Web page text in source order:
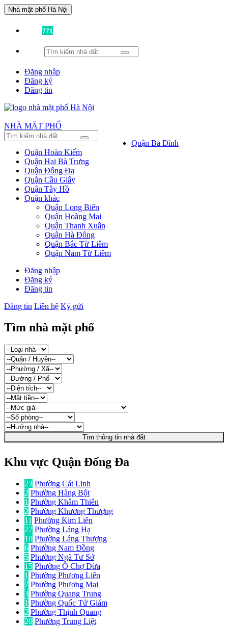
Nhà mặt phố Hà Nội
771
Đăng nhập
Đăng ký
Đăng tin
NHÀ MẶT PHỐ
Quận Ba Đình
Quận Hoàn Kiếm
Quận Hai Bà Trưng
Quận Đống Đa
Quận Cầu Giấy
Quận Tây Hồ
Quận khác
Quận Long Biên
Quận Hoàng Mai
Quận Thanh Xuân
Quận Hà Đông
Quận Bắc Từ Liêm
Quận Nam Từ Liêm
Đăng nhập
Đăng ký
Đăng tin
Đăng tin Liên hệ Ký gửi
Tìm nhà mặt phố
Tìm thông tin nhà đất
Khu vực Quận Đống Đa
23 Phường Cát Linh
2 Phường Hàng Bột
1 Phường Khâm Thiên
2 Phường Khương Thượng
11 Phường Kim Liên
27 Phường Láng Hạ
10 Phường Láng Thượng
6 Phường Nam Đồng
5 Phường Ngã Tư Sở
15 Phường Ô Chợ Dừa
1 Phường Phương Liên
7 Phường Phương Mai
3 Phường Quang Trung
1 Phường Quốc Tử Giám
2 Phường Thịnh Quang
20 Phường Trung Liệt